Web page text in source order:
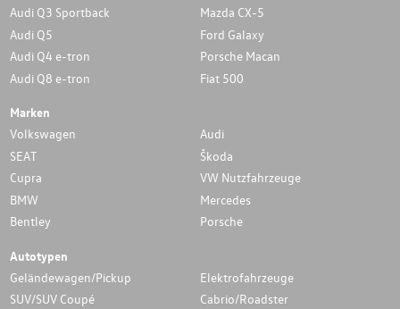
Audi Q3 Sportback
Audi Q5
Audi Q4 e-tron
Audi Q8 e-tron
Mazda CX-5
Ford Galaxy
Porsche Macan
Fiat 500
Marken
Volkswagen
Audi
SEAT
Škoda
Cupra
VW Nutzfahrzeuge
BMW
Mercedes
Bentley
Porsche
Autotypen
Geländewagen/Pickup
Elektrofahrzeuge
SUV/SUV Coupé
Cabrio/Roadster